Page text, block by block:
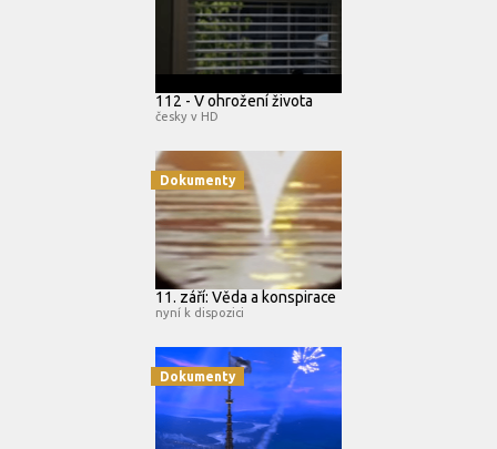
112 - V ohrožení života
česky v HD
Dokumenty
11. září: Věda a konspirace
nyní k dispozici
Dokumenty